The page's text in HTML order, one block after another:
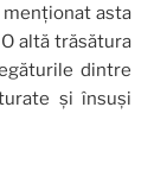
menționat asta
altă trăsătura
dintre
și însuși